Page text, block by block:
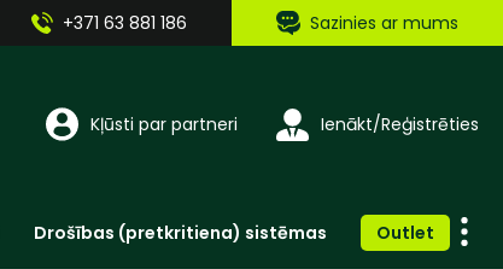
+371 63 881 186 Sazinies ar mums
Kļūsti par partneri Ienākt/Reģistrēties
Drošības (pretkritiena) sistēmas Outlet